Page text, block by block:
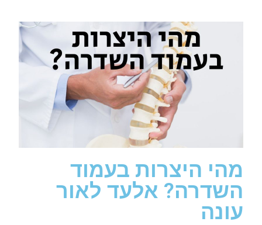
מהי היצרות בעמוד
השדרה? אלעד לאור
עונה